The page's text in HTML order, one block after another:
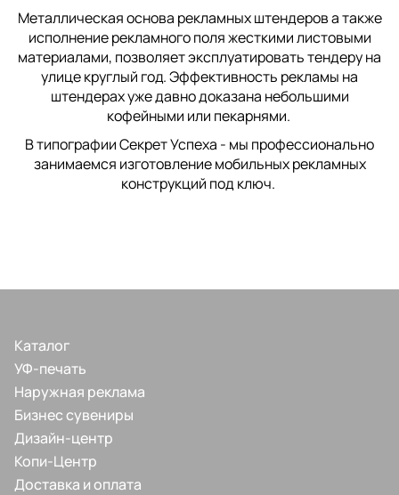
Металлическая основа рекламных штендеров а также
исполнение рекламного поля жесткими листовыми
материалами, позволяет эксплуатировать тендеру на
улице круглый год. Эффективность рекламы на
штендерах уже давно доказана небольшими
кофейными или пекарнями.
В типографии Секрет Успеха - мы профессионально
занимаемся изготовление мобильных рекламных
конструкций под ключ.
Каталог
УФ-печать
Наружная реклама
Бизнес сувениры
Дизайн-центр
Копи-Центр
Доставка и оплата